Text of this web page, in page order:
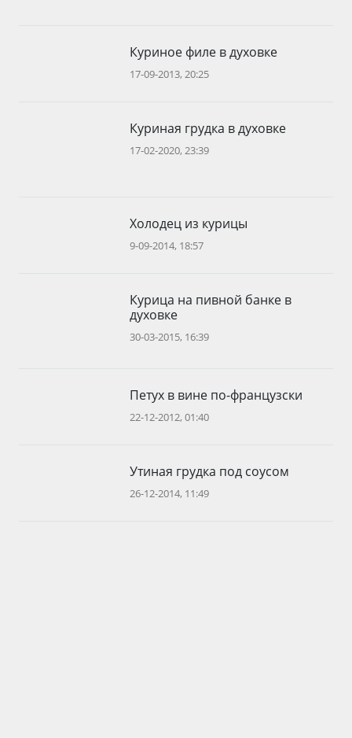
Куриное филе в духовке
17-09-2013, 20:25
Куриная грудка в духовке
17-02-2020, 23:39
Холодец из курицы
9-09-2014, 18:57
Курица на пивной банке в
духовке
30-03-2015, 16:39
Петух в вине по-французски
22-12-2012, 01:40
Утиная грудка под соусом
26-12-2014, 11:49